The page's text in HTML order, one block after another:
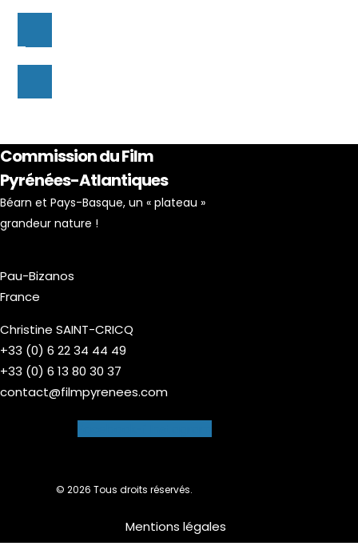
Commission du Film
Pyrénées-Atlantiques
Béarn et Pays-Basque, un « plateau »
grandeur nature !
Pau-Bizanos
France
Christine SAINT-CRICQ
+33 (0) 6 22 34 44 49
+33 (0) 6 13 80 30 37
contact@filmpyrenees.com
© 2026 Tous droits réservés.
Mentions légales